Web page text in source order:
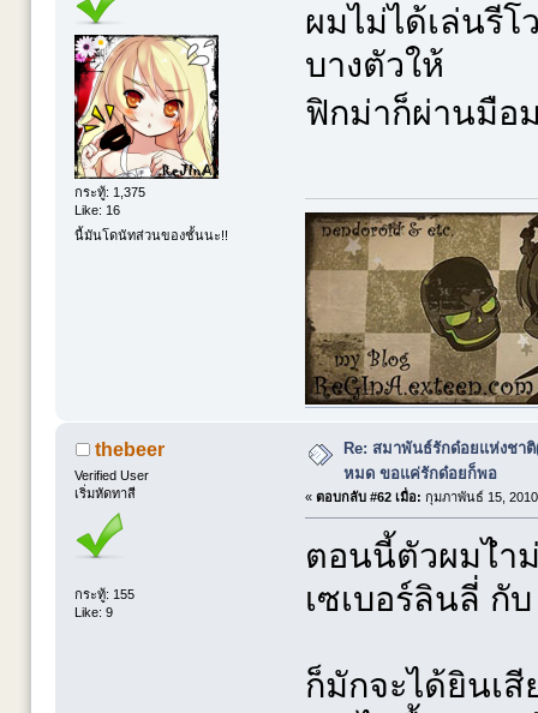
กระทู้: 1,375
Like: 16
นี้มันโดนัทส่วนของชั้นนะ!!
ผมไม่ได้เล่นรี
บางตัวให้
ฟิกม่าก็ผ่านมือ
thebeer
Verified User
เริ่มหัดทาสี
กระทู้: 155
Like: 9
Re: สมาพันธ์รักด๋อยแห่งชา
หมด ขอแค่รักด๋อยก็พอ
« ตอบกลับ #62 เมื่อ: กุมภาพันธ์ 15,
ตอนนี้ตัวผมไำ
เซเบอร์ลินลี่ กั
ก็มักจะได้ยินเ